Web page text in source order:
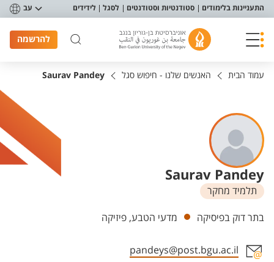
תפריט נגישות
התעניינות בלימודים סטודנטיות וסטודנטים לסגל לידידים עב
להרשמה
עמוד הבית האנשים שלנו - חיפוש סגל Saurav Pandey
Saurav Pandey
תלמיד מחקר
יחידות
בתר דוק בפיסיקה מדעי הטבע, פיזיקה
pandeys@post.bgu.ac.il